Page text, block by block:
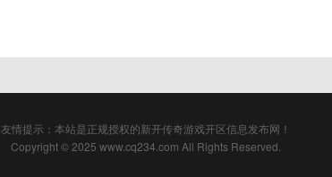
友情提示：本站是正规授权的新开传奇游戏开区信息发布网！
Copyright © 2025 www.cq234.com All Rights Reserved.